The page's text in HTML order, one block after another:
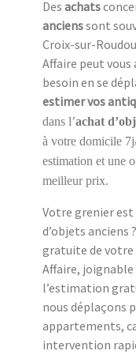
Des achats
ancienssont
Croix-sur-
Affaire peut vous
besoin en se
estimer vos
dans l’achat
à votre domicile
estimation et une
meilleur prix.
Votre grenier est
d’objets
gratuite de votre
Affaire, joignable
l’estimation
nous déplaçons
appartements,
intervention